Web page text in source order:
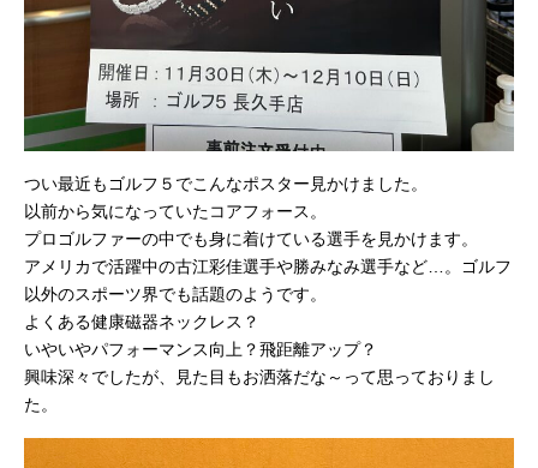
つい最近もゴルフ５でこんなポスター見かけました。
以前から気になっていたコアフォース。
プロゴルファーの中でも身に着けている選手を見かけます。
アメリカで活躍中の古江彩佳選手や勝みなみ選手など…。ゴルフ
以外のスポーツ界でも話題のようです。
よくある健康磁器ネックレス？
いやいやパフォーマンス向上？飛距離アップ？
興味深々でしたが、見た目もお洒落だな～って思っておりまし
た。